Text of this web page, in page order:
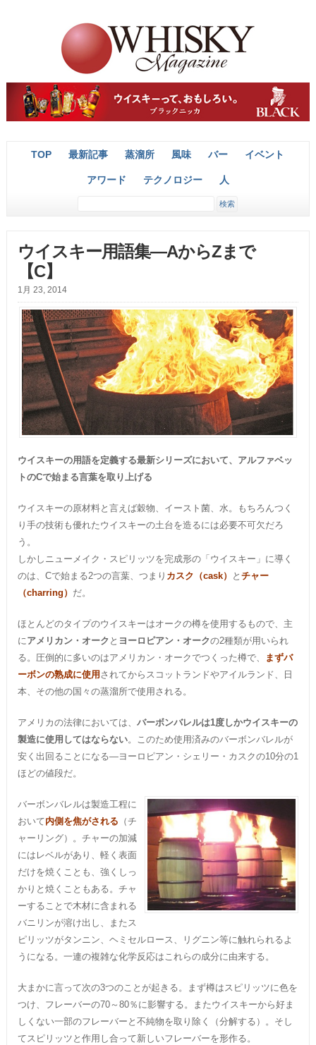
TOP 最新記事 蒸溜所 風味 バー イベント
アワード テクノロジー 人
ウイスキー用語集―AからZまで
【C】
1月 23, 2014
ウイスキーの用語を定義する最新シリーズにおいて、アルファベッ
トのCで始まる言葉を取り上げる
ウイスキーの原材料と言えば穀物、イースト菌、水。もちろんつく
り手の技術も優れたウイスキーの土台を造るには必要不可欠だろ
う。
しかしニューメイク・スピリッツを完成形の「ウイスキー」に導く
のは、Cで始まる2つの言葉、つまり カスク（cask） と チャー
（charring） だ。
ほとんどのタイプのウイスキーはオークの樽を使用するもので、主
にアメリカン・オーク と ヨーロピアン・オークの2種類が用いられ
る。圧倒的に多いのはアメリカン・オークでつくった樽で、
まずバ
ーボンの熟成に使用 されてからスコットランドやアイルランド、日
本、その他の国々の蒸溜所で使用される。
アメリカの法律においては、 バーボンバレルは1度しかウイスキーの
製造に使用してはならない。このため使用済みのバーボンバレルが
安く出回ることになる—ヨーロピアン・シェリー・カスクの10分の1
ほどの値段だ。
バーボンバレルは製造工程に
おいて内側を焦がされる （チ
ャーリング）。チャーの加減
にはレベルがあり、軽く表面
だけを焼くことも、強くしっ
かりと焼くこともある。チャ
ーすることで木材に含まれる
バニリンが溶け出し、またス
ピリッツがタンニン、ヘミセルロース、リグニン等に触れられるよ
うになる。一連の複雑な化学反応はこれらの成分に由来する。
大まかに言って次の3つのことが起きる。まず樽はスピリッツに色を
つけ、フレーバーの70～80％に影響する。またウイスキーから好ま
しくない一部のフレーバーと不純物を取り除く（分解する）。そし
てスピリッツと作用し合って新しいフレーバーを形作る。